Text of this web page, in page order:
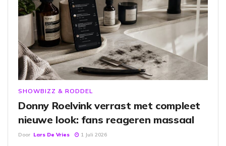
SHOWBIZZ & RODDEL
Donny Roelvink verrast met compleet
nieuwe look: fans reageren massaal
Door Lars De Vries 1 Juli 2026